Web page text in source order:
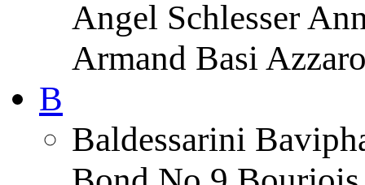
Angel Schlesser
Armand Basi
B
Baldessarini